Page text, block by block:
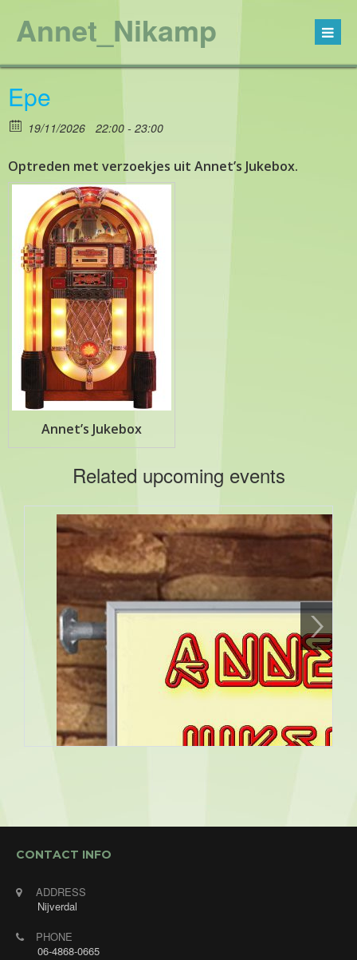
Annet_Nikamp
Epe
19/11/2026 22:00 - 23:00
Optreden met verzoekjes uit Annet’s Jukebox.
Annet’s Jukebox
Related upcoming events
CONTACT INFO
ADDRESS
Nijverdal
PHONE
06-4868-0665